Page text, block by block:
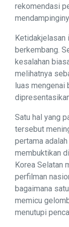
rekomendasi
berkembang.
kesalahan
melihatnya
luas
Satu hal yang
tersebut
pertama
membuktikan
Korea Selatan
perfilman
bagaimana
memicu
menutupi